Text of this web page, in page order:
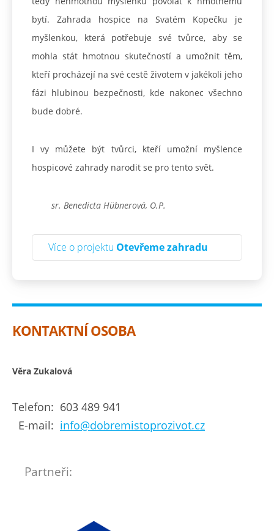
bytí. Zahrada hospice na Svatém Kopečku je
myšlenkou, která potřebuje své tvůrce, aby se
mohla stát hmotnou skutečností a umožnit těm,
kteří procházejí na své cestě životem v jakékoli jeho
fázi hlubinou bezpečnosti, kde nakonec všechno
bude dobré.
I vy můžete být tvůrci, kteří umožní myšlence
hospicové zahrady narodit se pro tento svět.
sr. Benedicta Hübnerová, O.P.
Více o projektu Otevřeme zahradu
KONTAKTNÍ OSOBA
Věra Zukalová
Telefon: 603 489 941
E-mail: info@dobremistoprozivot.cz
Partneři: